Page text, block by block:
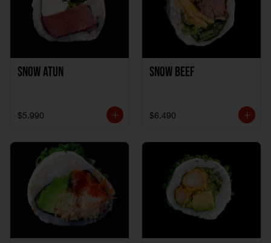
Snow Atun
$5.990
Snow Beef
$6.490